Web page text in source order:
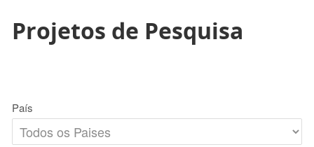
Projetos de Pesquisa
País